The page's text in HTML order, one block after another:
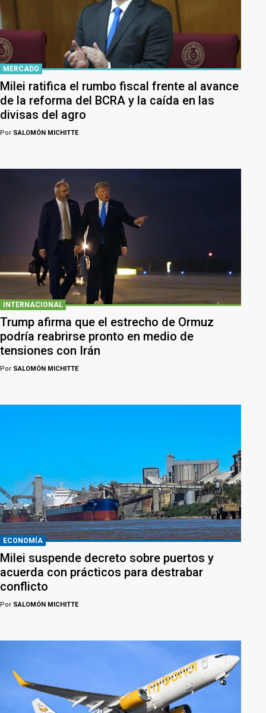
MERCADO
Milei ratifica el rumbo fiscal frente al avance
de la reforma del BCRA y la caída en las
divisas del agro
Por SALOMÓN MICHITTE
INTERNACIONAL
Trump afirma que el estrecho de Ormuz
podría reabrirse pronto en medio de
tensiones con Irán
Por SALOMÓN MICHITTE
ECONOMÍA
Milei suspende decreto sobre puertos y
acuerda con prácticos para destrabar
conflicto
Por SALOMÓN MICHITTE